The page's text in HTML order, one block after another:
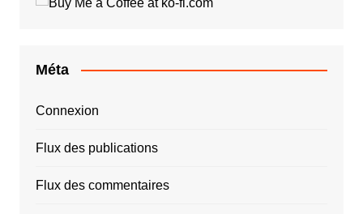
Méta
Connexion
Flux des publications
Flux des commentaires